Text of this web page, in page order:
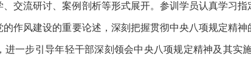
、交流研讨、案例剖析等形式展开。参训学员认真学习
的作风建设的重要论述，深刻把握贯彻中央八项规定精
进一步引导年轻干部深刻领会中央八项规定精神及其